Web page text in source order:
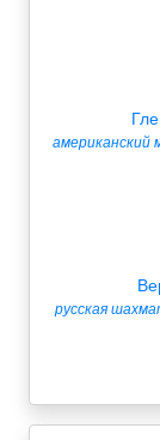
американский
русская